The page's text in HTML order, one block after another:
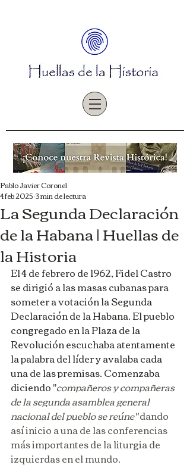
La Segunda Declaración
de la Habana | Huellas de
la Historia
Pablo Javier Coronel
4 feb 2025 3 min de lectura
El 4 de febrero de 1962, Fidel Castro
se dirigió a las masas cubanas para
someter a votación la Segunda
Declaración de la Habana. El pueblo
congregado en la Plaza de la
Revolución escuchaba atentamente
la palabra del líder y avalaba cada
una de las premisas. Comenzaba
diciendo "compañeros y compañeras
de la segunda asamblea general
nacional del pueblo se reúne" dando
así inicio a una de las conferencias
más importantes de la liturgia de
izquierdas en el mundo.